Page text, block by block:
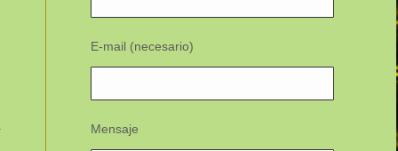
E-mail (necesario)
Mensaje